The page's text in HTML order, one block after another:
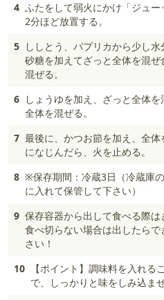
4 ふたをして弱火にかけ「ジュ
2分ほど放置する。
5 ししとう、パプリカから少し水
砂糖を加えてざっと全体を混
混ぜる。
6 しょうゆを加え、ざっと全体
全体を混ぜる。
7 最後に、かつお節を加え、全
になじんだら、火を止める。
8 ※保存期間：冷蔵3日（冷蔵庫
に入れて保管して下さい）
9 保存容器から出して食べる際
食べ切らない場合は出したら
さい！
10
【ポイント】調味料を入れる
で、しっかりと味をしみ込ま